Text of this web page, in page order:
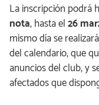
La inscripción podrá
nota, hasta el26
mismo día se
del calendario, que
anuncios del club, y
afectados que